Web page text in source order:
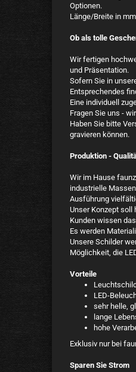
Optionen.
Länge/Breite in
Ob als tolle
Wir fertigen
und Präsentation.
Sofern Sie in
Entsprechendes
Eine individuell
Fragen Sie uns -
Haben Sie bitte
gravieren können.
Produktion -
Wir im Hause
industrielle
Ausführung
Unser Konzept soll
Kunden wissen
Es werden
Unsere Schilder
Möglichkeit, die
Vorteile
LED-
sehr helle,
lange
hohe
Exklusiv nur bei
Sparen Sie Strom